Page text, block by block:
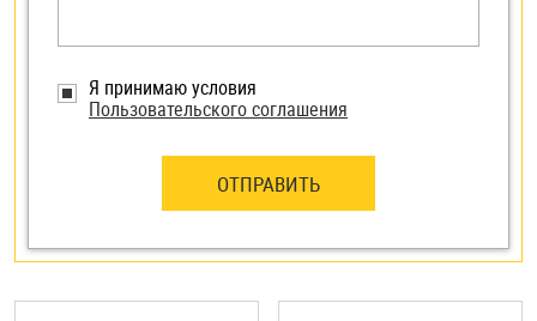
Я принимаю условия
Пользовательского соглашения
ОТПРАВИТЬ